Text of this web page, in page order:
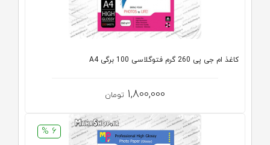
کاغذ ام جی پی 260 گرم فتوگلاسی 100 برگی A4
1,800,000 تومان
6 %